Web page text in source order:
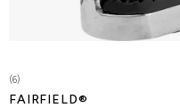
(6)
FAIRFIELD®